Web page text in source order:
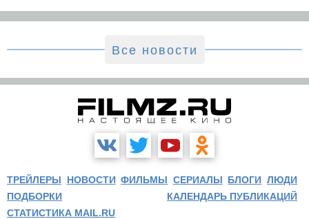
Все новости
ТРЕЙЛЕРЫ НОВОСТИ ФИЛЬМЫ СЕРИАЛЫ БЛОГИ ЛЮДИ
ПОДБОРКИ
КАЛЕНДАРЬ ПУБЛИКАЦИЙ
СТАТИСТИКА MAIL.RU